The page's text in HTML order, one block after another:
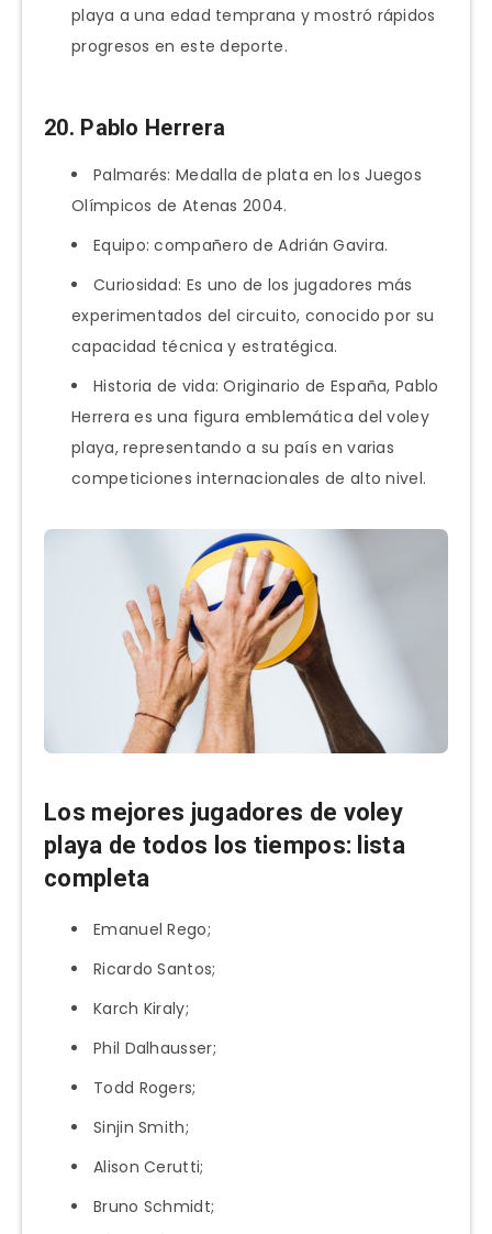
playa a una edad temprana y mostró rápidos
progresos en este deporte.
20. Pablo Herrera
Palmarés: Medalla de plata en los Juegos
Olímpicos de Atenas 2004.
Equipo: compañero de Adrián Gavira.
Curiosidad: Es uno de los jugadores más
experimentados del circuito, conocido por su
capacidad técnica y estratégica.
Historia de vida: Originario de España, Pablo
Herrera es una figura emblemática del voley
playa, representando a su país en varias
competiciones internacionales de alto nivel.
Los mejores jugadores de voley
playa de todos los tiempos: lista
completa
Emanuel Rego;
Ricardo Santos;
Karch Kiraly;
Phil Dalhausser;
Todd Rogers;
Sinjin Smith;
Alison Cerutti;
Bruno Schmidt;